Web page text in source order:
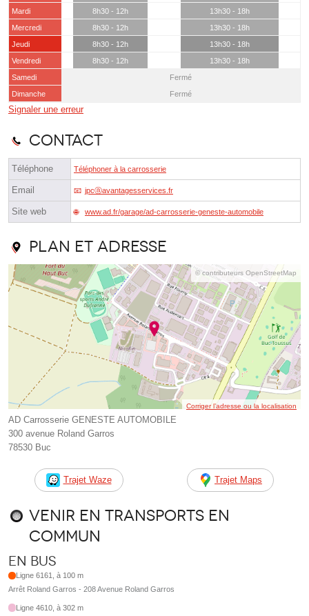
Mardi
8h30 - 12h
13h30 - 18h
Mercredi
8h30 - 12h
13h30 - 18h
Jeudi
8h30 - 12h
13h30 - 18h
Vendredi
8h30 - 12h
13h30 - 18h
Samedi
Fermé
Dimanche
Fermé
Signaler une erreur
Contact
Téléphone Téléphoner à la carrosserie
Email jpcⓐavantagesservices.fr
Site web www.ad.fr/garage/ad-carrosserie-geneste-automobile
Plan et adresse
© contributeurs OpenStreetMap
Corriger l’adresse ou la localisation
AD Carrosserie GENESTE AUTOMOBILE
300 avenue Roland Garros
78530 Buc
Trajet Waze Trajet Maps
Venir en transports en
commun
En bus
Ligne 6161, à 100 m
Arrêt Roland Garros - 208 Avenue Roland Garros
Ligne 4610, à 302 m